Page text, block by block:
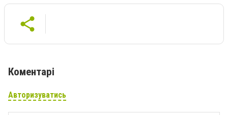
Коментарі
Авторизуватись